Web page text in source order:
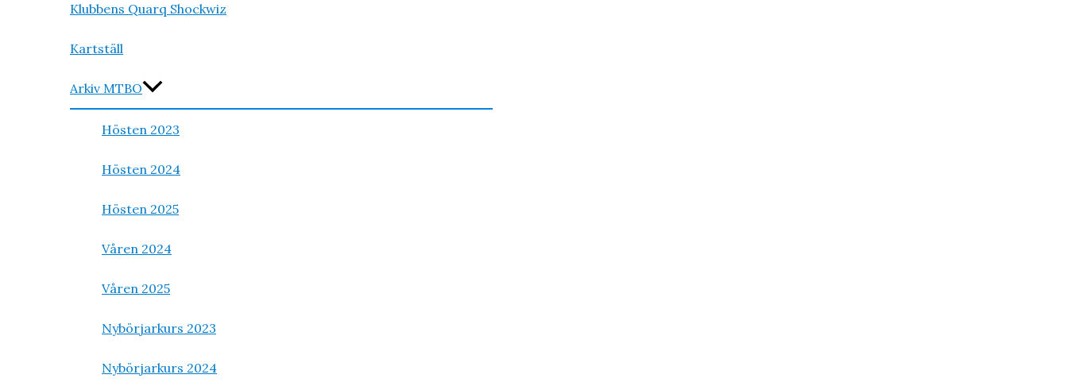
Klubbens Quarq Shockwiz
Kartställ
Arkiv MTBO
Hösten 2023
Hösten 2024
Hösten 2025
Våren 2024
Våren 2025
Nybörjarkurs 2023
Nybörjarkurs 2024